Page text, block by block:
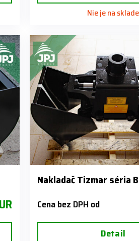
Nie je na sklade
Nakladač Tizmar séria
Cena bez DPH od
Detail